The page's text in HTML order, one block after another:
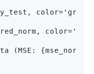
(MSE: